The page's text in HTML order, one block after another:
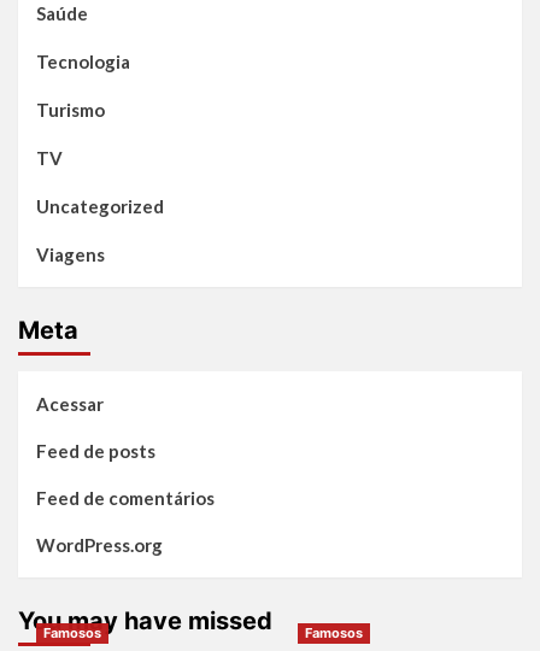
Saúde
Tecnologia
Turismo
TV
Uncategorized
Viagens
Meta
Acessar
Feed de posts
Feed de comentários
WordPress.org
You may have missed
Famosos Famosos